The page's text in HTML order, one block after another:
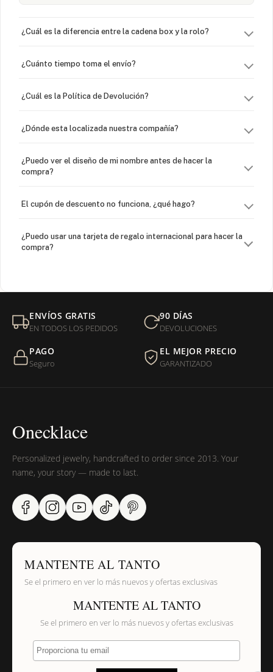
¿Cuál es la diferencia entre la cadena box y la rolo?
¿Cuánto tiempo toma el envío?
¿Cuál es la Política de Devolución?
¿Dónde esta localizada nuestra compañía?
¿Puedo ver el diseño de mi nombre antes de hacer la
compra?
El cupón de descuento no funciona, ¿qué hago?
¿Puedo usar una tarjeta de regalo internacional para hacer la
compra?
Mi orden fue devuelta por USPS, ¿qué hago para que sea
entregada?
¿Sus productos son libres de níquel?
ENVÍOS GRATIS
EN TODOS LOS PEDIDOS
90 DÍAS
DEVOLUCIONES
PAGO
Seguro
EL MEJOR PRECIO
GARANTIZADO
Onecklace
Personalized jewelry, handcrafted to order since 2013. Your
name, your story — made to last.
MANTENTE AL TANTO
Se el primero en ver lo más nuevos y ofertas exclusivas
MANTENTE AL TANTO
Se el primero en ver lo más nuevos y ofertas exclusivas
Proporciona tu email